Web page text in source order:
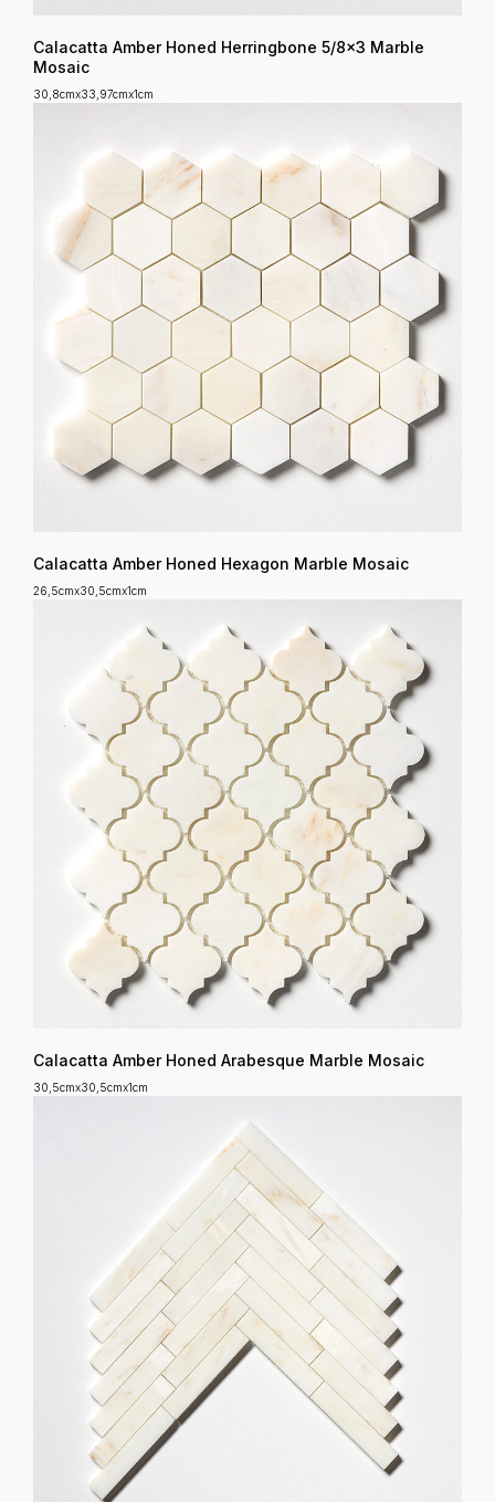
Calacatta Amber Honed Herringbone 5/8x3 Marble
Mosaic
30,8cmx33,97cmx1cm
Calacatta Amber Honed Hexagon Marble Mosaic
26,5cmx30,5cmx1cm
Calacatta Amber Honed Arabesque Marble Mosaic
30,5cmx30,5cmx1cm